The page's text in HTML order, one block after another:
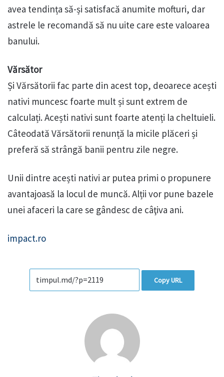
avea tendința să-și satisfacă anumite mofturi, dar
astrele le recomandă să nu uite care este valoarea
banului.
Vărsător
Și Vărsătorii fac parte din acest top, deoarece acești
nativi muncesc foarte mult și sunt extrem de
calculați. Acești nativi sunt foarte atenți la cheltuieli.
Câteodată Vărsătorii renunță la micile plăceri și
preferă să strângă banii pentru zile negre.
Unii dintre acești nativi ar putea primi o propunere
avantajoasă la locul de muncă. Alții vor pune bazele
unei afaceri la care se gândesc de câţiva ani.
impact.ro
Copy URL